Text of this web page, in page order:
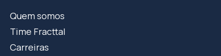
Quem somos
Time Fracttal
Carreiras